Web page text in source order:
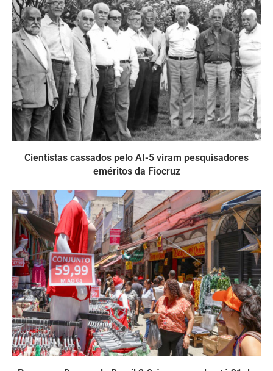
Cientistas cassados pelo AI-5 viram pesquisadores
eméritos da Fiocruz